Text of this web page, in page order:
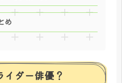
め
ダー俳優？